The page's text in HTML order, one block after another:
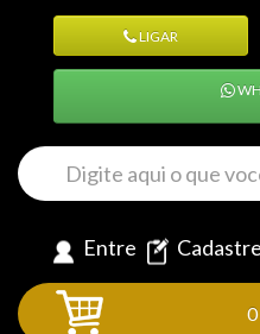
LIGAR
Entre